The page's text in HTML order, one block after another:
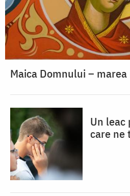
Maica Domnului –
Un
care ne